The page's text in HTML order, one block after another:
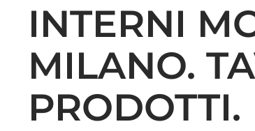
INTERNI
MILANO.